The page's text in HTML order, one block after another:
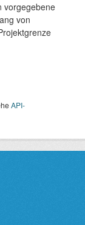
vorgegebene
von
API-